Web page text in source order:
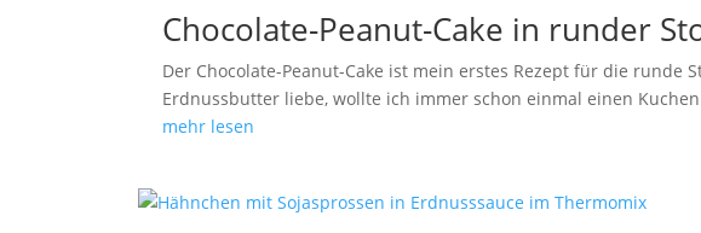
Chocolate-Peanut-Cake in runder
Der Chocolate-Peanut-Cake ist mein erstes Rezept für die runde
Erdnussbutter liebe, wollte ich immer schon einmal einen
mehr lesen